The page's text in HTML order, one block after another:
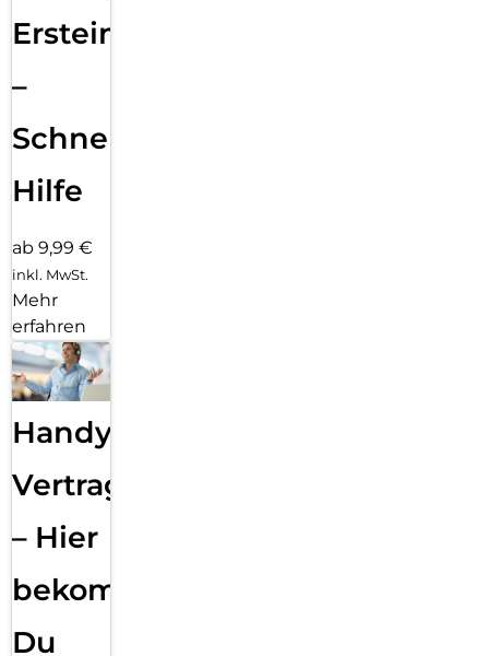
Ersteinrichtung
–
Schnelle
Hilfe
ab 9,99 €
inkl. MwSt.
Mehr
erfahren
Handy
Vertragsabwicklung
– Hier
bekommst
Du